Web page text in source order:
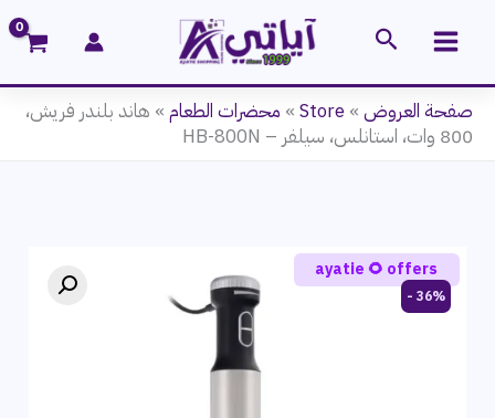
البحث
صفحة العروض »
Store
» محضرات الطعام » هاند بلندر فريش،
800 وات، استانلس، سيلفر – HB-800N
ayatie 🌻 offers
36% -